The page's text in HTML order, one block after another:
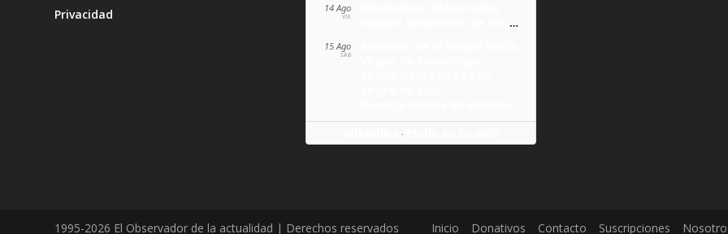
Privacidad 14 Ago
VIE Milagro eucarístico de Florencia
15 Ago
SÁB
·
1995-2026 El Observador de la actualidad | Derechos reservados Inicio Donativos Contacto Suscripciones